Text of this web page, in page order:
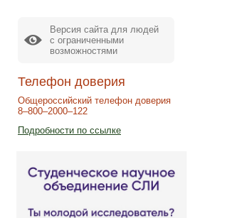
Версия сайта для людей
с ограниченными
возможностями
Телефон доверия
Общероссийский телефон доверия
8–800–2000–122
Подробности по ссылке